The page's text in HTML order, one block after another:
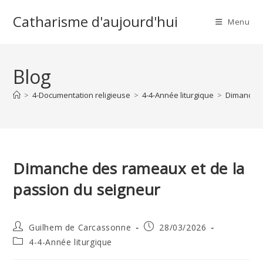
Catharisme d'aujourd'hui Menu
Blog
> 4-Documentation religieuse > 4-4-Année liturgique >
Dimanche des rameaux et de la
passion du seigneur
Auteur/autrice
de
la
Guilhem de Carcassonne
Publication
28/03/2026
Post4-4-Année liturgique